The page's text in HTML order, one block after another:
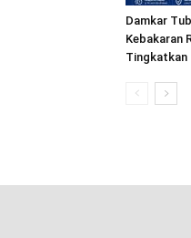
Damkar
Kebakaran
Tingkatkan